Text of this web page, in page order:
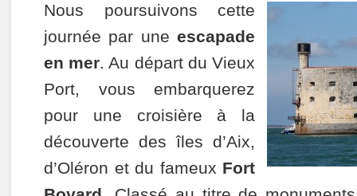
Nous poursuivons cette
journée par une escapade
en mer. Au départ du Vieux
Port, vous embarquerez
pour une croisière à la
découverte des îles d’Aix,
d’Oléron et du fameux Fort